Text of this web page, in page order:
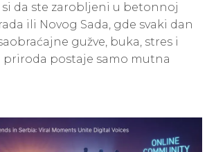
da ste zarobljeni u betonnoj
ili Novog Sada, gde svaki dan
gužve, buka, stres i
priroda postaje samo mutna